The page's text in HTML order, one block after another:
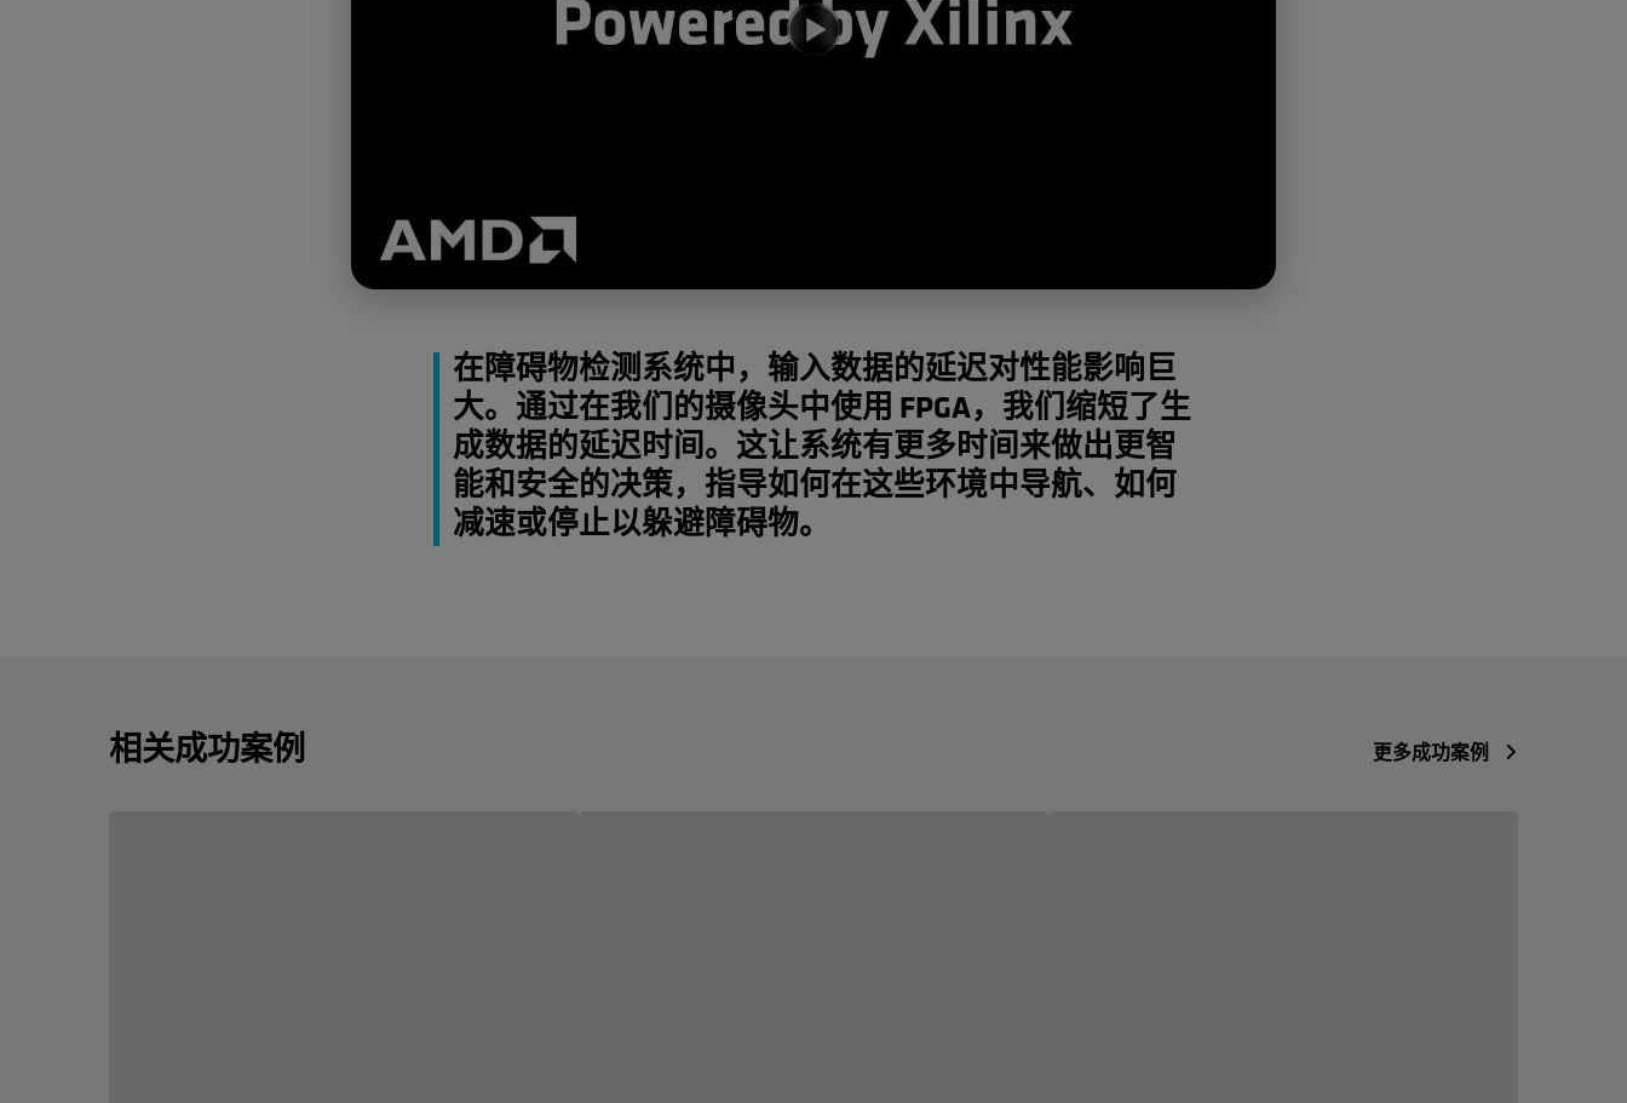
在障碍物检测系统中，输入数据的延迟对性能影响巨
大。通过在我们的摄像头中使用 FPGA，我们缩短了生
成数据的延迟时间。这让系统有更多时间来做出更智
能和安全的决策，指导如何在这些环境中导航、如何
减速或停止以躲避障碍物。
相关成功案例 更多成功案例